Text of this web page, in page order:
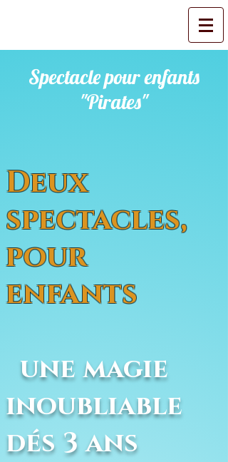
Spectacle pour enfants
"Pirates"
Deux
spectacles,
pour
enfants
une magie
inoubliable
dés 3 ans